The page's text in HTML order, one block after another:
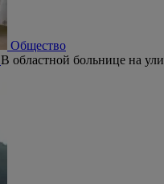
Общество
В областной больнице на